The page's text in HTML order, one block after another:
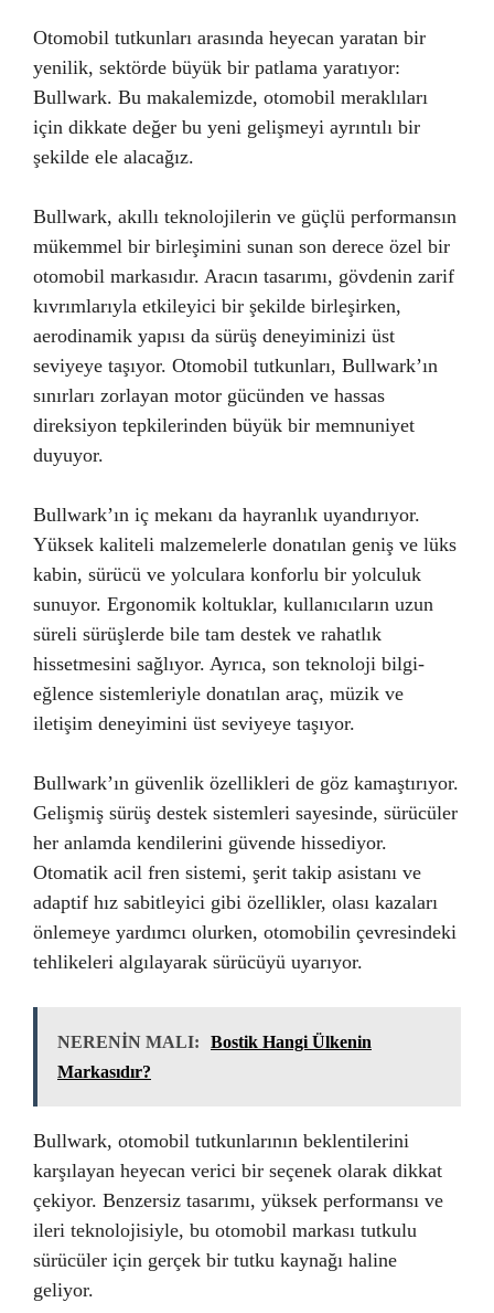
Otomobil tutkunları arasında heyecan yaratan bir
yenilik, sektörde büyük bir patlama yaratıyor:
Bullwark. Bu makalemizde, otomobil meraklıları
için dikkate değer bu yeni gelişmeyi ayrıntılı bir
şekilde ele alacağız.
Bullwark, akıllı teknolojilerin ve güçlü performansın
mükemmel bir birleşimini sunan son derece özel bir
otomobil markasıdır. Aracın tasarımı, gövdenin zarif
kıvrımlarıyla etkileyici bir şekilde birleşirken,
aerodinamik yapısı da sürüş deneyiminizi üst
seviyeye taşıyor. Otomobil tutkunları, Bullwark’ın
sınırları zorlayan motor gücünden ve hassas
direksiyon tepkilerinden büyük bir memnuniyet
duyuyor.
Bullwark’ın iç mekanı da hayranlık uyandırıyor.
Yüksek kaliteli malzemelerle donatılan geniş ve lüks
kabin, sürücü ve yolculara konforlu bir yolculuk
sunuyor. Ergonomik koltuklar, kullanıcıların uzun
süreli sürüşlerde bile tam destek ve rahatlık
hissetmesini sağlıyor. Ayrıca, son teknoloji bilgi-
eğlence sistemleriyle donatılan araç, müzik ve
iletişim deneyimini üst seviyeye taşıyor.
Bullwark’ın güvenlik özellikleri de göz kamaştırıyor.
Gelişmiş sürüş destek sistemleri sayesinde, sürücüler
her anlamda kendilerini güvende hissediyor.
Otomatik acil fren sistemi, şerit takip asistanı ve
adaptif hız sabitleyici gibi özellikler, olası kazaları
önlemeye yardımcı olurken, otomobilin çevresindeki
tehlikeleri algılayarak sürücüyü uyarıyor.
NERENİN MALI:
Bostik Hangi Ülkenin
Markasıdır?
Bullwark, otomobil tutkunlarının beklentilerini
karşılayan heyecan verici bir seçenek olarak dikkat
çekiyor. Benzersiz tasarımı, yüksek performansı ve
ileri teknolojisiyle, bu otomobil markası tutkulu
sürücüler için gerçek bir tutku kaynağı haline
geliyor.